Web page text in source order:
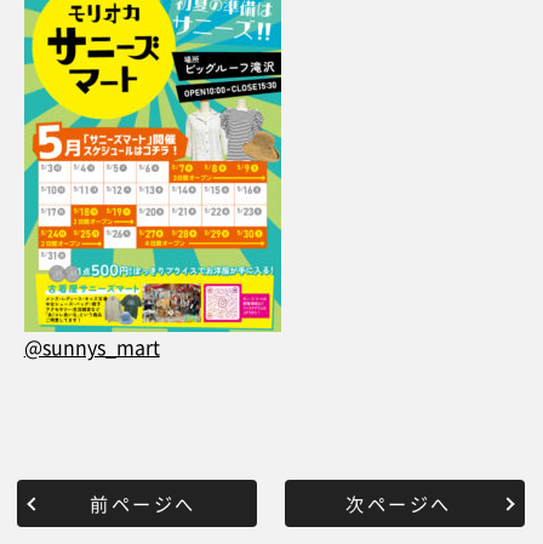
@sunnys_mart
前ページへ 次ページへ